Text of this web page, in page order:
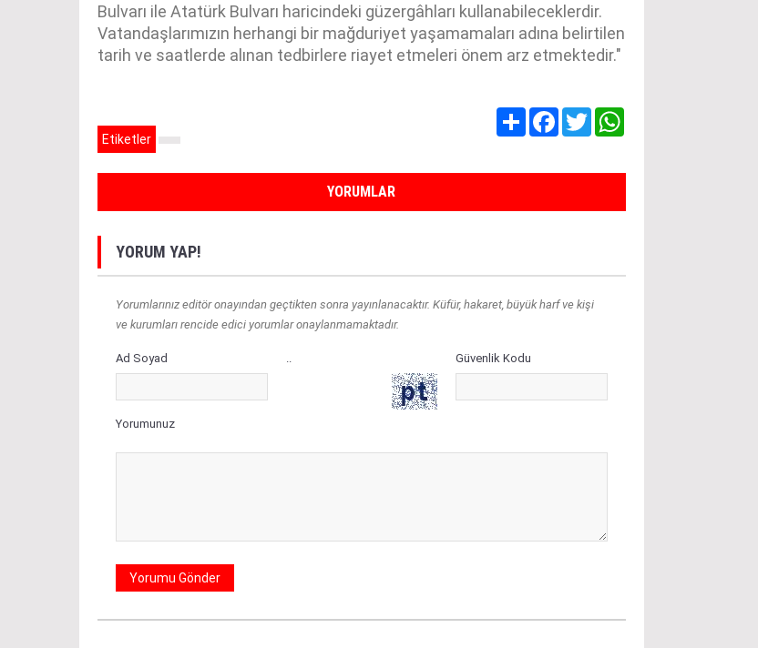
Bulvarı ile Atatürk Bulvarı haricindeki güzergâhları kullanabileceklerdir.
Vatandaşlarımızın herhangi bir mağduriyet yaşamamaları adına belirtilen
tarih ve saatlerde alınan tedbirlere riayet etmeleri önem arz etmektedir."
Share Facebook
TwitterWhatsApp
Etiketler
YORUMLAR
YORUM YAP!
Yorumlarınız editör onayından geçtikten sonra yayınlanacaktır. Küfür, hakaret, büyük harf ve kişi
ve kurumları rencide edici yorumlar onaylanmamaktadır.
Ad Soyad Güvenlik Kodu
Yorumunuz